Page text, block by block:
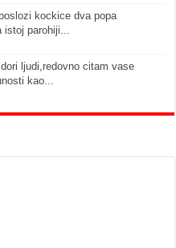
kockice dva popa
istoj parohiji...
ljudi,redovno citam vase
kao...